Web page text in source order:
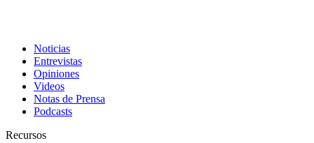
Noticias
Entrevistas
Opiniones
Videos
Notas de Prensa
Podcasts
Recursos